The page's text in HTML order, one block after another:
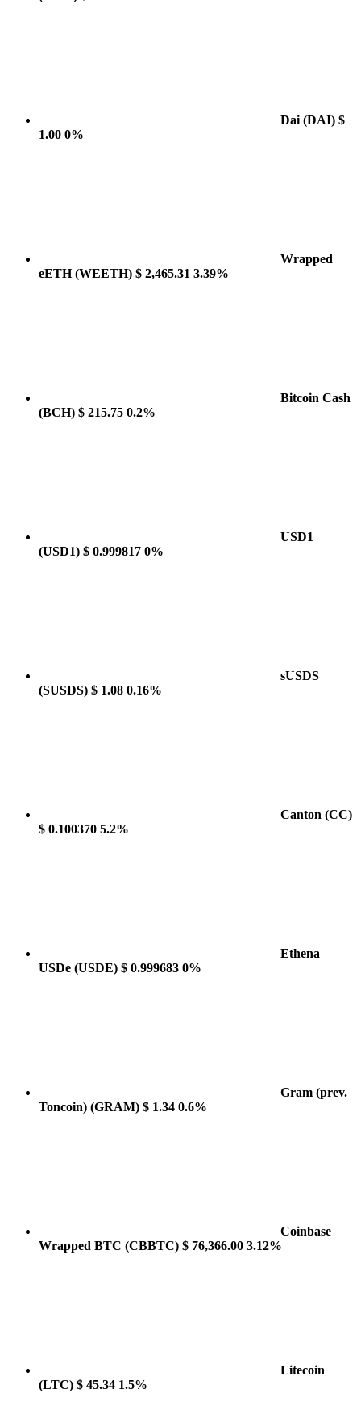
Dai (DAI) $
1.00 0%
Wrapped
eETH(WEETH) $ 2,465.31 3.39%
Bitcoin Cash
(BCH) $ 215.75 0.2%
USD1
(USD1) $ 0.999817 0%
sUSDS
(SUSDS) $ 1.08 0.16%
Canton (CC)
$ 0.100370 5.2%
Ethena
USDe (USDE) $ 0.999683 0%
Gram (prev.
Toncoin) (GRAM) $ 1.34 0.6%
Coinbase
Wrapped BTC (CBBTC) $ 76,366.00 3.12%
Litecoin
(LTC) $ 45.34 1.5%